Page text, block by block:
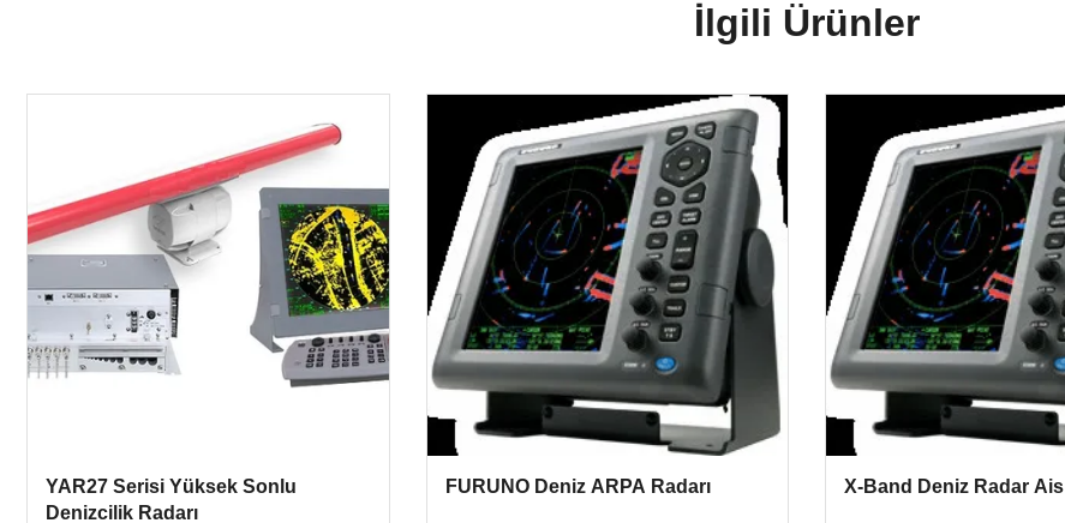
İlgili Ürünler
YAR27 Serisi Yüksek Sonlu
Denizcilik Radarı
FURUNO Deniz ARPA Radarı X-Band Deniz Radar Ais